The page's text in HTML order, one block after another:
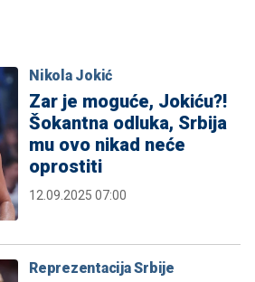
Nikola Jokić
Zar je moguće, Jokiću?!
Šokantna odluka, Srbija
mu ovo nikad neće
oprostiti
12.09.2025 07:00
Reprezentacija Srbije